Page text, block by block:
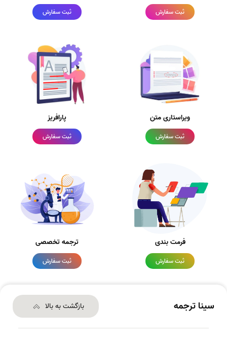
ثبت سفارش ثبت سفارش
ویراستاری متن
ثبت سفارش
پارافریز
ثبت سفارش
فرمت بندی
ثبت سفارش
ترجمه تخصصی
ثبت سفارش
سینا ترجمه بازگشت به بالا